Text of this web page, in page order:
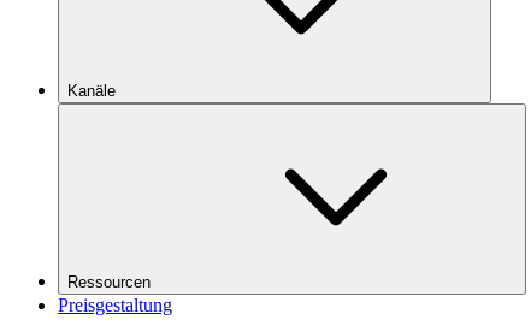
Kanäle
Ressourcen
Preisgestaltung